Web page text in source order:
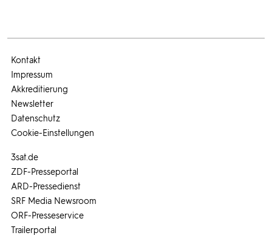
3sat.de
ZDF-Presseportal
ARD-Pressedienst
SRF Media Newsroom
ORF-Presseservice
Trailerportal
Kontakt
Impressum
Akkreditierung
Newsletter
Datenschutz
Cookie-Einstellungen